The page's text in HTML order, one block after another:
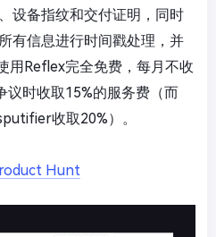
设备指纹和交付证明，同时
有信息进行时间戳处理，并
用Reflex完全免费，每月不收
议时收取15%的服务费（而
收取20%）。
Hunt